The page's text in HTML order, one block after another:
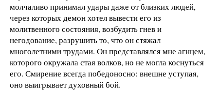
молчаливо принимал удары даже от близких людей,
через которых демон хотел вывести его из
молитвенного состояния, возбудить гнев и
негодование, разрушить то, что он стяжал
многолетними трудами. Он представлялся мне агнцем,
которого окружала стая волков, но не могла коснуться
его. Смирение всегда победоносно: внешне уступая,
оно выигрывает духовный бой.